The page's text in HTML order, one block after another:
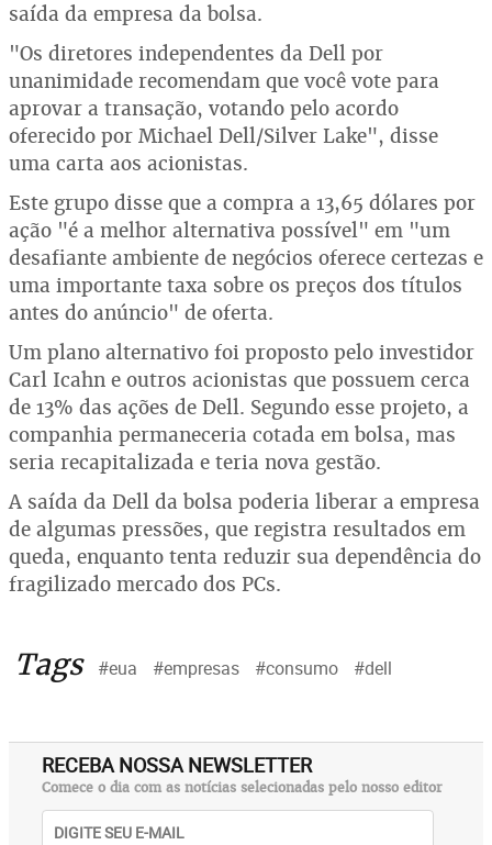
saída da empresa da bolsa.
"Os diretores independentes da Dell por
unanimidade recomendam que você vote para
aprovar a transação, votando pelo acordo
oferecido por Michael Dell/Silver Lake", disse
uma carta aos acionistas.
Este grupo disse que a compra a 13,65 dólares por
ação "é a melhor alternativa possível" em "um
desafiante ambiente de negócios oferece certezas e
uma importante taxa sobre os preços dos títulos
antes do anúncio" de oferta.
Um plano alternativo foi proposto pelo investidor
Carl Icahn e outros acionistas que possuem cerca
de 13% das ações de Dell. Segundo esse projeto, a
companhia permaneceria cotada em bolsa, mas
seria recapitalizada e teria nova gestão.
A saída da Dell da bolsa poderia liberar a empresa
de algumas pressões, que registra resultados em
queda, enquanto tenta reduzir sua dependência do
fragilizado mercado dos PCs.
Tags #eua #empresas #consumo #dell
RECEBA NOSSA NEWSLETTER
Comece o dia com as notícias selecionadas pelo nosso editor